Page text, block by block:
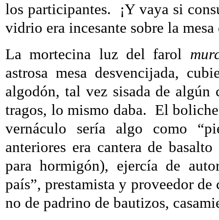
los participantes.
¡Y vaya si
vidrio era incesante sobre la
La mortecina luz del farol
astrosa mesa desvencijada,
algodón, tal vez sisada de
tragos, lo mismo daba. El
vernáculo sería algo como
anteriores era cantera de
para hormigón), ejercía de
país”, prestamista y proveedor
no de padrino de bautizos,